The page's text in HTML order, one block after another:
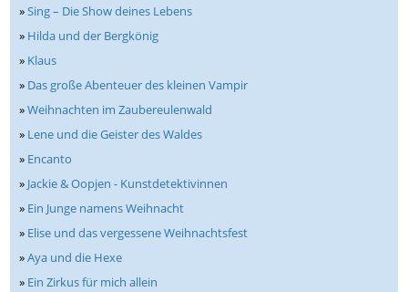
»Sing – Die Show deines Lebens
» Hilda und der Bergkönig
» Klaus
» Das große Abenteuer des kleinen Vampir
»Weihnachten im Zaubereulenwald
» Lene und die Geister des Waldes
» Encanto
» Jackie & Oopjen - Kunstdetektivinnen
» Ein Junge namens Weihnacht
» Elise und das vergessene Weihnachtsfest
»Aya und die Hexe
» Ein Zirkus für mich allein